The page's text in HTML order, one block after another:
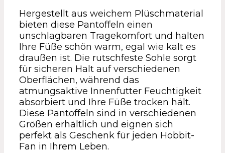
Hergestellt aus weichem Plüschmaterial
bieten diese Pantoffeln einen
unschlagbaren Tragekomfort und halten
Ihre Füße schön warm, egal wie kalt es
draußen ist. Die rutschfeste Sohle sorgt
für sicheren Halt auf verschiedenen
Oberflächen, während das
atmungsaktive Innenfutter Feuchtigkeit
absorbiert und Ihre Füße trocken hält.
Diese Pantoffeln sind in verschiedenen
Größen erhältlich und eignen sich
perfekt als Geschenk für jeden Hobbit-
Fan in Ihrem Leben.